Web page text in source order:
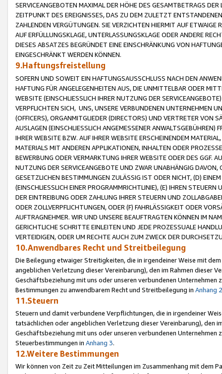
SERVICEANGEBOTEN MAXIMAL DER HÖHE DES GESAMTBETRAGS
ZEITPUNKT DES EREIGNISSES, DAS ZU DEM ZULETZT
ZAHLENDEN VERGÜTUNGEN. SIE VERZICHTEN HIERMIT AUF
AUF ERFÜLLUNGSKLAGE, UNTERLASSUNGSKLAGE ODER ANDERE
DIESES ABSATZES BEGRÜNDET EINE EINSCHRÄNKUNG VON
EINGESCHRÄNKT WERDEN KÖNNEN.
9.Haftungsfreistellung
SOFERN UND SOWEIT EIN HAFTUNGSAUSSCHLUSS NACH DEN
HAFTUNG FÜR ANGELEGENHEITEN AUS, DIE UNMITTELBAR ODER
WEBSITE (EINSCHLIESSLICH IHRER NUTZUNG DER
VERPFLICHTEN SICH, UNS, UNSERE VERBUNDENEN UNTERNEHMEN
(OFFICERS), ORGANMITGLIEDER (DIRECTORS) UND VERTRETER VON
AUSLAGEN (EINSCHLIESSLICH ANGEMESSENER
IHRER WEBSITE BZW. AUF IHRER WEBSITE ERSCHEINENDEM
MATERIALS MIT ANDEREN APPLIKATIONEN, INHALTEN ODER
BEWERBUNG ODER VERMARKTUNG IHRER WEBSITE ODER DES GGF.
NUTZUNG DER SERVICEANGEBOTE UND ZWAR UNABHÄNGIG
GESETZLICHEN BESTIMMUNGEN ZULÄSSIG IST ODER NICHT, (D)
(EINSCHLIESSLICH EINER PROGRAMMRICHTLINIE), (E) IHREN
DER EINTREIBUNG ODER ZAHLUNG IHRER STEUERN UND
ODER ZOLLVERPFLICHTUNGEN, ODER (F) FAHRLÄSSIGKEIT ODER
AUFTRAGNEHMER. WIR UND UNSERE BEAUFTRAGTEN KÖNNEN IM
GERICHTLICHE SCHRITTE EINLEITEN UND JEDE PROZESSUALE
VERTEIDIGEN, ODER UM RECHTE AUCH ZUM ZWECK DER
10.Anwendbares Recht und Streitbeilegung
Die Beilegung etwaiger Streitigkeiten, die in irgendeiner Weise mit
angeblichen Verletzung dieser Vereinbarung), den im Rahmen dieser
Geschäftsbeziehung mit uns oder unseren verbundenen
Bestimmungen zu anwendbarem Recht und Streitbeilegung in Anhang 2
11.Steuern
Steuern und damit verbundene Verpflichtungen, die in irgendeiner
tatsächlichen oder angeblichen Verletzung dieser Vereinbarung), den
Geschäftsbeziehung mit uns oder unseren verbundenen
Steuerbestimmungen in Anhang 3.
12.Weitere Bestimmungen
Wir können von Zeit zu Zeit Mitteilungen im Zusammenhang mit dem